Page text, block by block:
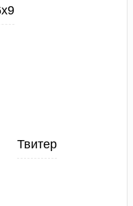
Твитер